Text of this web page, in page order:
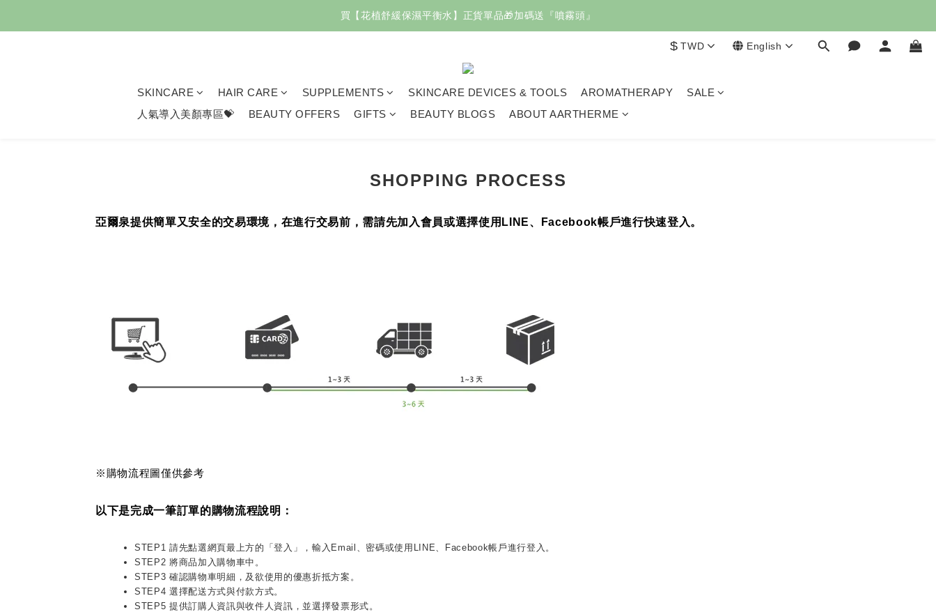
歡慶父親節🧔🏻即日起～8/8結帳滿 $2000輸入【88快樂】送「花植清新潔膚凝膠」
買【花植舒緩保濕平衡水】正貨單品🎁加碼送『噴霧頭』
歡慶父親節🧔🏻即日起～8/8結帳滿 $2000輸入【88快樂】送「花植清新潔膚凝膠」
$ TWD English
SKINCARE HAIR CARE SUPPLEMENTS SKINCARE DEVICES & TOOLS AROMATHERAPY
SALE
人氣導入美顏專區💝
BEAUTY OFFERS GIFTS BEAUTY BLOGS ABOUT AARTHERME
SHOPPING PROCESS
亞爾泉提供簡單又安全的交易環境，在進行交易前，需請先加入會員或選擇使用LINE、Facebook帳戶進行快速登入。
※購物流程圖僅供參考
以下是完成一筆訂單的購物流程說明：
STEP1 請先點選網頁最上方的「登入」，輸入Email、密碼或使用LINE、Facebook帳戶進行登入。
STEP2 將商品加入購物車中。
STEP3 確認購物車明細，及欲使用的優惠折抵方案。
STEP4 選擇配送方式與付款方式。
STEP5 提供訂購人資訊與收件人資訊，並選擇發票形式。